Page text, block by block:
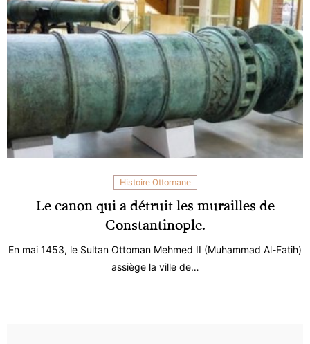
Histoire Ottomane
Le canon qui a détruit les murailles de
Constantinople.
En mai 1453, le Sultan Ottoman Mehmed II (Muhammad Al-Fatih)
assiège la ville de…